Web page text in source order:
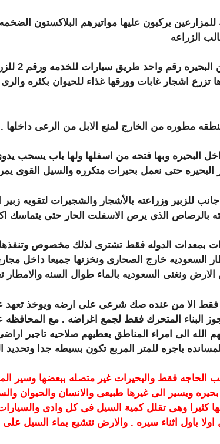
للمزارعين يركبون عليها مواتيرهم البلاكستون
الزراعه
ورقم 6 وما بعدها تزرع اشجار غابات وورقها غذاء للحيوان
البحيره وبها فتحه من اسفلها ولها باب يسحب
حتى نعمل بحيرات متكرره والسيل القوى
للزبير وزراعته بالأشجار والشجيرات لتقويه زبير
بالرصاص الذى يرص الاسفلت الحار حتى يتماسك
بمعدات الدوله فقط تشترى لذلك مخصوص
السعوديه خارج الصحارى ونخزنها جميعا داخل
الارض ونغنى السعوديه بالماء طوال السنه والامطار
فقط الا من عنده صك شرعى على ارضه ويوخذ
الى امراء المناطق يعطيهم صلاحيه تاجير
باجره للمتر المربع تكون بسيطه جدا
فقط والبحيرات غير متصله ببعضها وسير
ويسير الى غيرها طبيعى والانسان والحيوان
كثيرا وهى تقلل كمية السيل فى كل وادى
باول اثناء سيره . والارض تتشبع بماء السيل على